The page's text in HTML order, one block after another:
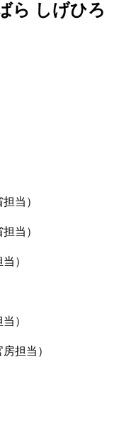
ら しげひろ
当）
当）
）
）
担当）